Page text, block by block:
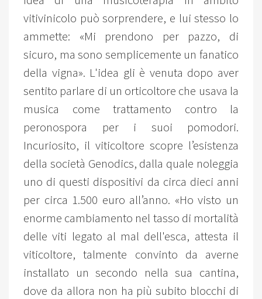
vitivinicolo può sorprendere, e lui stesso lo
ammette: «Mi prendono per pazzo, di
sicuro, ma sono semplicemente un fanatico
della vigna». L'idea gli è venuta dopo aver
sentito parlare di un orticoltore che usava la
musica come trattamento contro la
peronospora per i suoi pomodori.
Incuriosito, il viticoltore scopre l’esistenza
della società Genodics, dalla quale noleggia
uno di questi dispositivi da circa dieci anni
per circa 1.500 euro all’anno. «Ho visto un
enorme cambiamento nel tasso di mortalità
delle viti legato al mal dell'esca, attesta il
viticoltore, talmente convinto da averne
installato un secondo nella sua cantina,
dove da allora non ha più subito blocchi di